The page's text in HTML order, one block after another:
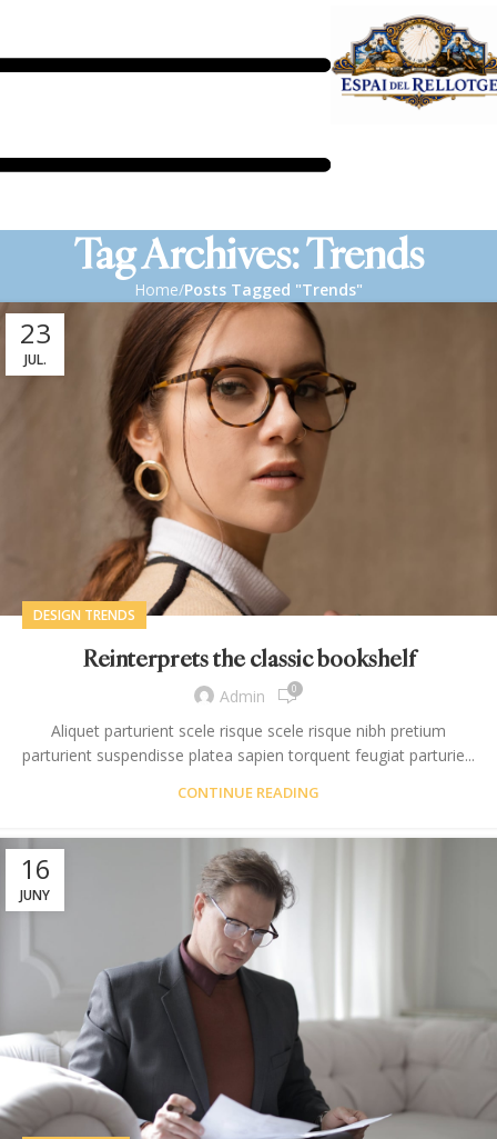
Tag Archives: Trends
Home Posts Tagged "Trends"
23
JUL.
DESIGN TRENDS
Reinterprets the classic bookshelf
Admin 0
Aliquet parturient scele risque scele risque nibh pretium
parturient suspendisse platea sapien torquent feugiat parturie...
CONTINUE READING
16
JUNY